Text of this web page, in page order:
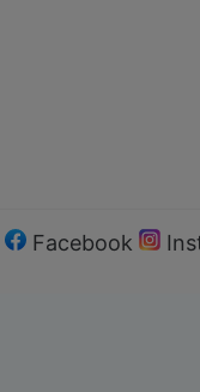
Facebook